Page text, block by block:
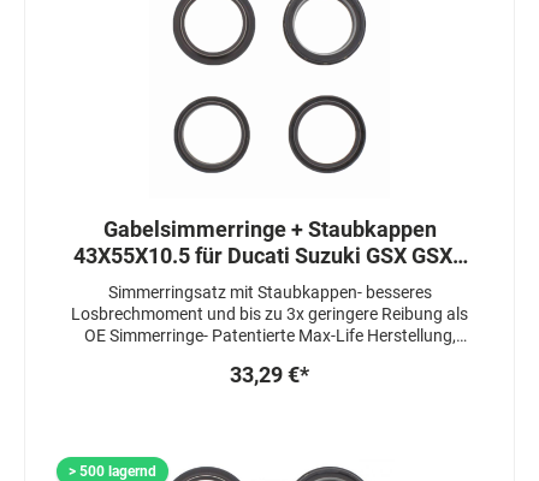
Gabelsimmerringe + Staubkappen
43X55X10.5 für Ducati Suzuki GSX GSXR
TL Triumph
Simmerringsatz mit Staubkappen- besseres
Losbrechmoment und bis zu 3x geringere Reibung als
OE Simmerringe- Patentierte Max-Life Herstellung,
Simmerringe sind 3 fach gedichtet- Staubkappen sind
33,29 €*
> 500 lagernd